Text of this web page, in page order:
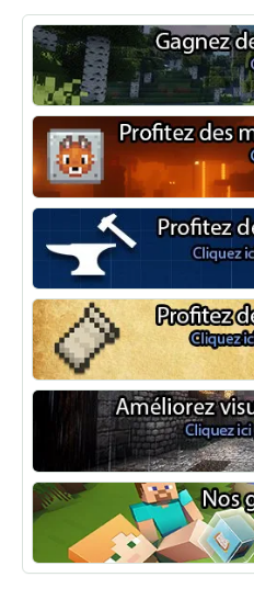
Optifine
NeoForge
Minecraft Forge
Fabric Minecraft
Shaders Minecraft
Guide Minecraft